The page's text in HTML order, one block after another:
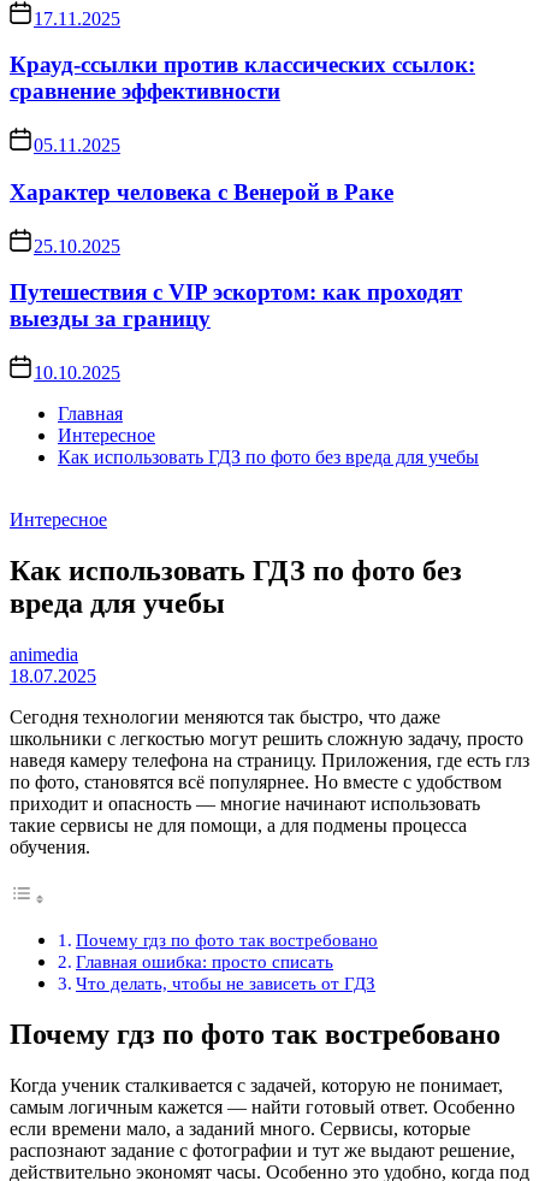
17.11.2025
Крауд-ссылки против классических ссылок:
сравнение эффективности
05.11.2025
Характер человека с Венерой в Раке
25.10.2025
Путешествия с VIP эскортом: как проходят
выезды за границу
10.10.2025
Главная
Интересное
Как использовать ГДЗ по фото без вреда для учебы
Интересное
Как использовать ГДЗ по фото без
вреда для учебы
animedia
18.07.2025
Сегодня технологии меняются так быстро, что даже
школьники с легкостью могут решить сложную задачу, просто
наведя камеру телефона на страницу. Приложения, где есть глз
по фото, становятся всё популярнее. Но вместе с удобством
приходит и опасность — многие начинают использовать
такие сервисы не для помощи, а для подмены процесса
обучения.
Почему гдз по фото так востребовано
Главная ошибка: просто списать
Что делать, чтобы не зависеть от ГДЗ
Почему гдз по фото так востребовано
Когда ученик сталкивается с задачей, которую не понимает,
самым логичным кажется — найти готовый ответ. Особенно
если времени мало, а заданий много. Сервисы, которые
распознают задание с фотографии и тут же выдают решение,
действительно экономят часы. Особенно это удобно, когда под